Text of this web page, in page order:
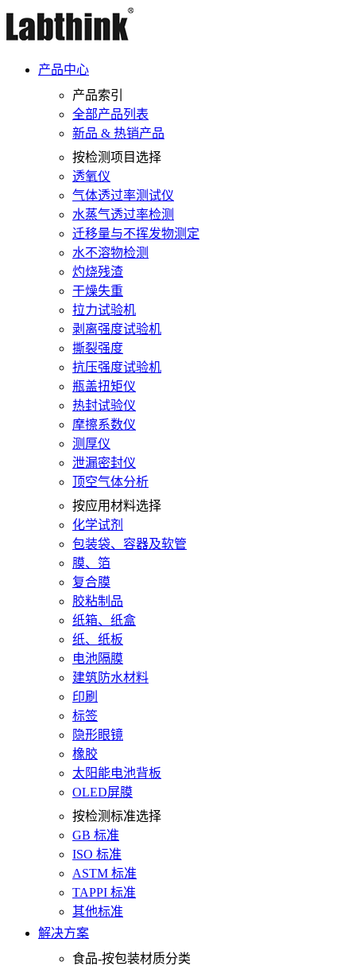
产品中心
产品索引
全部产品列表
新品 & 热销产品
按检测项目选择
透氧仪
气体透过率测试仪
水蒸气透过率检测
迁移量与不挥发物测定
水不溶物检测
灼烧残渣
干燥失重
拉力试验机
剥离强度试验机
撕裂强度
抗压强度试验机
瓶盖扭矩仪
热封试验仪
摩擦系数仪
测厚仪
泄漏密封仪
顶空气体分析
按应用材料选择
化学试剂
包装袋、容器及软管
膜、箔
复合膜
胶粘制品
纸箱、纸盒
纸、纸板
电池隔膜
建筑防水材料
印刷
标签
隐形眼镜
橡胶
太阳能电池背板
OLED屏膜
按检测标准选择
GB 标准
ISO 标准
ASTM 标准
TAPPI 标准
其他标准
解决方案
食品-按包装材质分类